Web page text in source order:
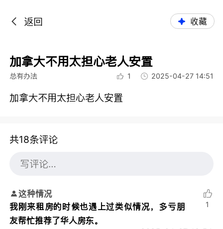
返回 收藏
加拿大不用太担心老人安置
总有办法 1 2025-04-27 14:51
加拿大不用太担心老人安置
共18条评论
这种情况
我刚来租房的时候也遇上过类似情况，多亏朋
友帮忙推荐了华人房东。
1